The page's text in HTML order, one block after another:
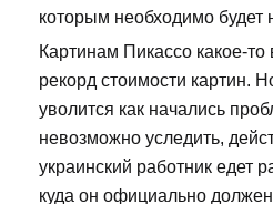
которым необходимо будет
Картинам Пикассо какое-
рекорд стоимости картин.
уволится как начались
невозможно уследить,
украинский работник едет
куда он официально